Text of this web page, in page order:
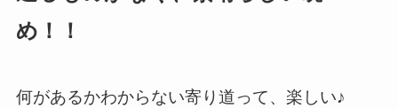
め！！
何があるかわからない寄り道って、楽しい♪